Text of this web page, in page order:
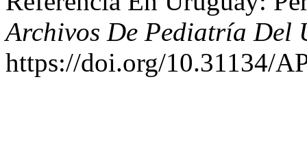
Archivos De Pediatría Del
https://doi.org/10.31134/